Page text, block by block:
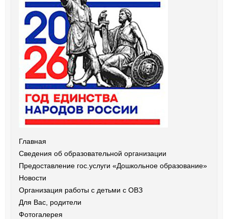
Главная
Сведения об образовательной организации
Предоставление гос.услуги «Дошкольное образование»
Новости
Организация работы с детьми с ОВЗ
Для Вас, родители
Фотогалерея